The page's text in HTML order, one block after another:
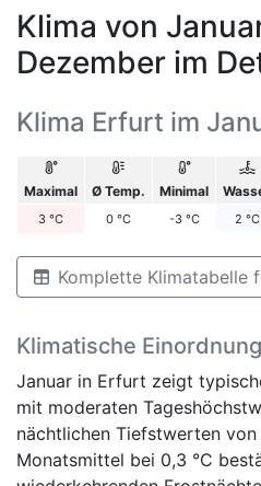
Klima von
Dezember im
Klima Erfurt im
Maximal Ø Temp. Minimal
3 °C 0 °C -3 °C 2 °C
Komplette Klimatabelle
Klimatische Einordnung
Januar in Erfurt zeigt
mit moderaten
nächtlichen Tiefstwerten von
Monatsmittel bei 0,3 °C